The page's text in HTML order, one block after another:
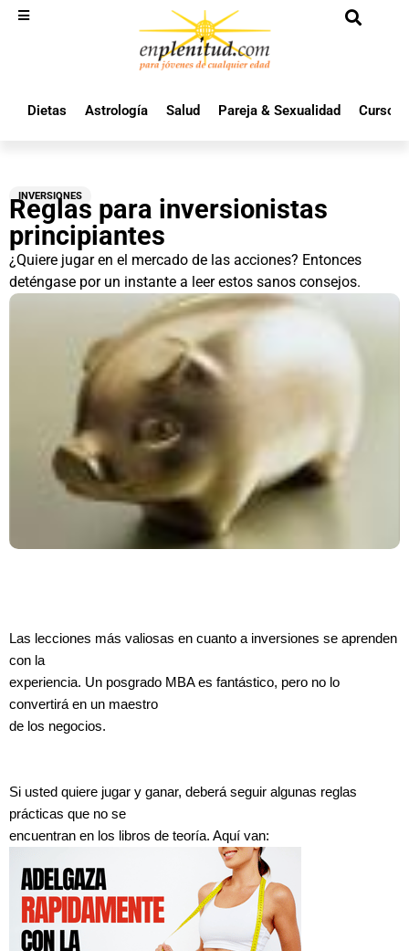
Dietas Astrología Salud Pareja & Sexualidad Cursos
INVERSIONES
Reglas para inversionistas
principiantes
¿Quiere jugar en el mercado de las acciones? Entonces
deténgase por un instante a leer estos sanos consejos.
Las lecciones más valiosas en cuanto a inversiones se aprenden
con la
experiencia. Un posgrado MBA es fantástico, pero no lo
convertirá en un maestro
de los negocios.
Si usted quiere jugar y ganar, deberá seguir algunas reglas
prácticas que no se
encuentran en los libros de teoría. Aquí van: